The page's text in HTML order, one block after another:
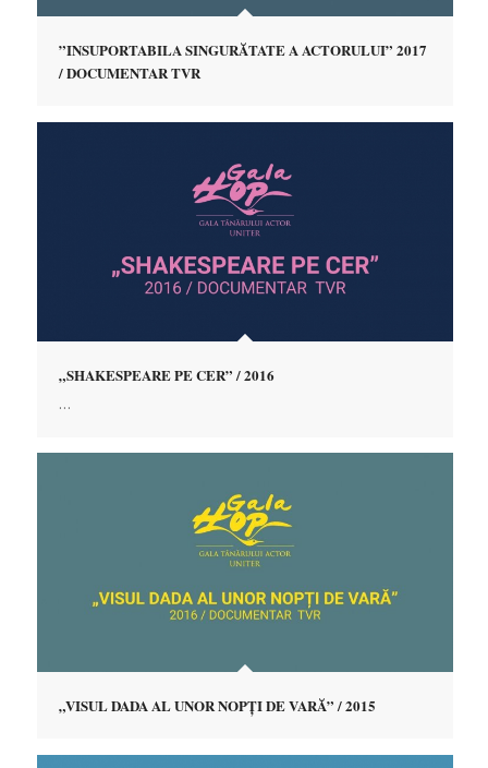
”INSUPORTABILA SINGURĂTATE A ACTORULUI” 2017
/ DOCUMENTAR TVR
„SHAKESPEARE PE CER” / 2016
…
„VISUL DADA AL UNOR NOPȚI DE VARĂ” / 2015